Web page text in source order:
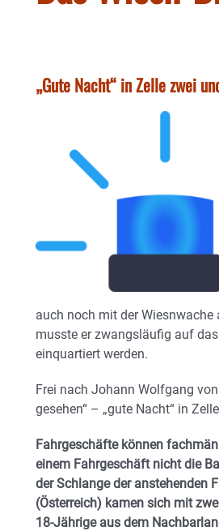
„Gute Nacht“ in Zelle zwei
auch noch mit der
musste er zwangsläufig auf
einquartiert werden.
Frei nach Johann Wolfgang
gesehen“ – „gute Nacht“ in
Fahrgeschäfte können
einem Fahrgeschäft nicht die
der Schlange der anstehenden
(Österreich) kamen sich mit
18-Jährige aus dem